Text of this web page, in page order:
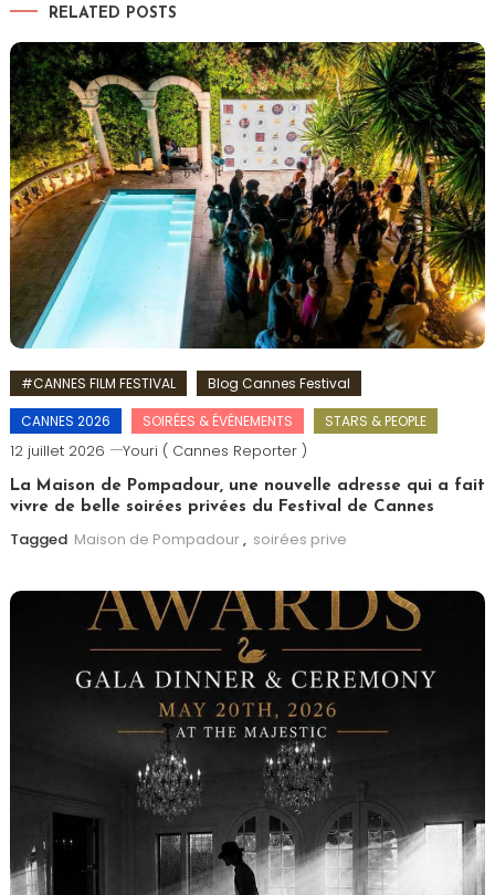
RELATED POSTS
#CANNES FILM FESTIVAL
Blog Cannes Festival
CANNES 2026
SOIRÉES & ÉVÉNEMENTS STARS & PEOPLE
12 juillet 2026 Youri ( Cannes Reporter )
La Maison de Pompadour, une nouvelle adresse qui a fait
vivre de belle soirées privées du Festival de Cannes
Tagged Maison de Pompadour, soirées prive